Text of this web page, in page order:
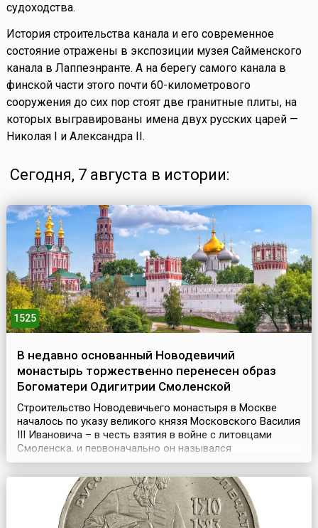
судоходства.
История строительства канала и его современное
состояние отражены в экспозиции музея Сайменского
канала в Лаппеэнранте. А на берегу самого канала в
финской части этого почти 60-километрового
сооружения до сих пор стоят две гранитные плиты, на
которых выгравированы имена двух русских царей —
Николая I и Александра II.
Сегодня, 7 августа в истории:
1525
В недавно основанный Новодевичий
монастырь торжественно перенесен образ
Богоматери Одигитрии Смоленской
Строительство Новодевичьего монастыря в Москве
началось по указу великого князя Московского Василия
III Ивановича – в честь взятия в войне с литовцами
Смоленска, и первоначально он назывался
«Богородице-Смоленский». Монастырь представлял
собой крепость, обнесенную мощной крепостной стеной
с 12 башнями.Год спустя, (28 июля) 7 августа 1525 года,
сюда из Благовещенского собора московского Кремля